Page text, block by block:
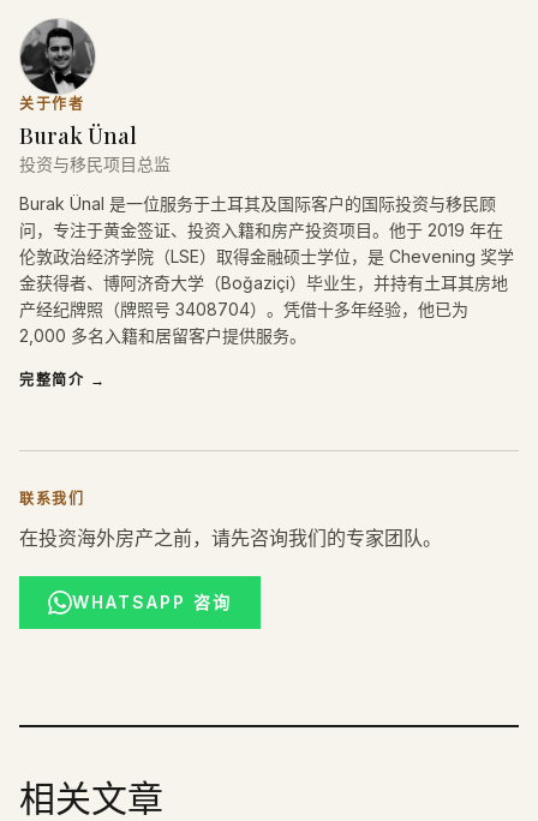
关于作者
Burak Ünal
投资与移民项目总监
Burak Ünal 是一位服务于土耳其及国际客户的国际投资与移民顾
问，专注于黄金签证、投资入籍和房产投资项目。他于 2019 年在
伦敦政治经济学院（LSE）取得金融硕士学位，是 Chevening 奖学
金获得者、博阿济奇大学（Boğaziçi）毕业生，并持有土耳其房地
产经纪牌照（牌照号 3408704）。凭借十多年经验，他已为
2,000 多名入籍和居留客户提供服务。
完整简介 →
联系我们
在投资海外房产之前，请先咨询我们的专家团队。
WHATSAPP 咨询
相关文章